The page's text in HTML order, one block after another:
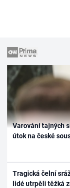
Varování tajných
útok na české
Tragická čelní
lidé utrpěli těžká